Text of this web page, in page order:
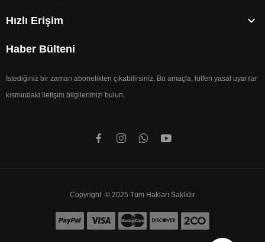
Hızlı Erişim 
Haber Bülteni
İstediğiniz bir zaman abonelikten çıkabilirsiniz. Bu amaçla, lütfen yasal uyarılar
kısmındaki iletişim bilgilerimizi bulun.
Copyright © 2025 Tüm Hakları Saklıdır